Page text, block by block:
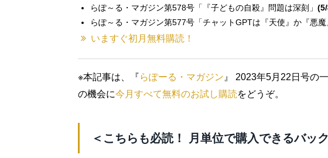
らぽ～る・マガジン第578号「『子どもの自殺』問題は深刻」
らぽ～る・マガジン第577号「チャットGPTは『天使』か『悪魔
いますぐ初月無料購読！
※本記事は、『らぽーる・マガジン 』 2023年5月22日号の
の機会に今月すべて無料のお試し購読をどうぞ。
＜こちらも必読！ 月単位で購入できるバッ